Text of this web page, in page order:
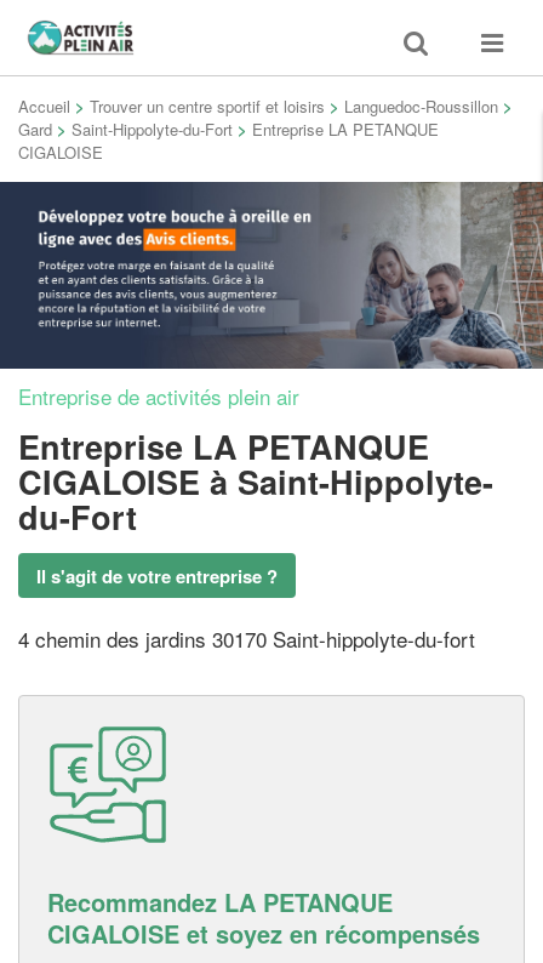
Toggle
search
Toggle
Accueil > Trouver un centre sportif et loisirs > Languedoc-Roussillon >
Gard > Saint-Hippolyte-du-Fort > Entreprise LA PETANQUE
CIGALOISE
Entreprise de activités plein air
Entreprise LA PETANQUE
CIGALOISE à Saint-Hippolyte-
du-Fort
Il s'agit de votre entreprise ?
4 chemin des jardins 30170 Saint-hippolyte-du-fort
Recommandez LA PETANQUE
CIGALOISE et soyez en récompensés